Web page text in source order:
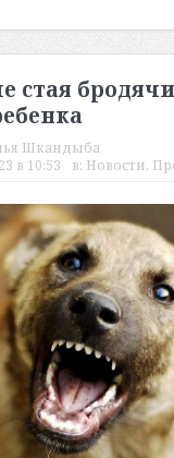
стая
Шкандыба
в 10:53 в: Новости,